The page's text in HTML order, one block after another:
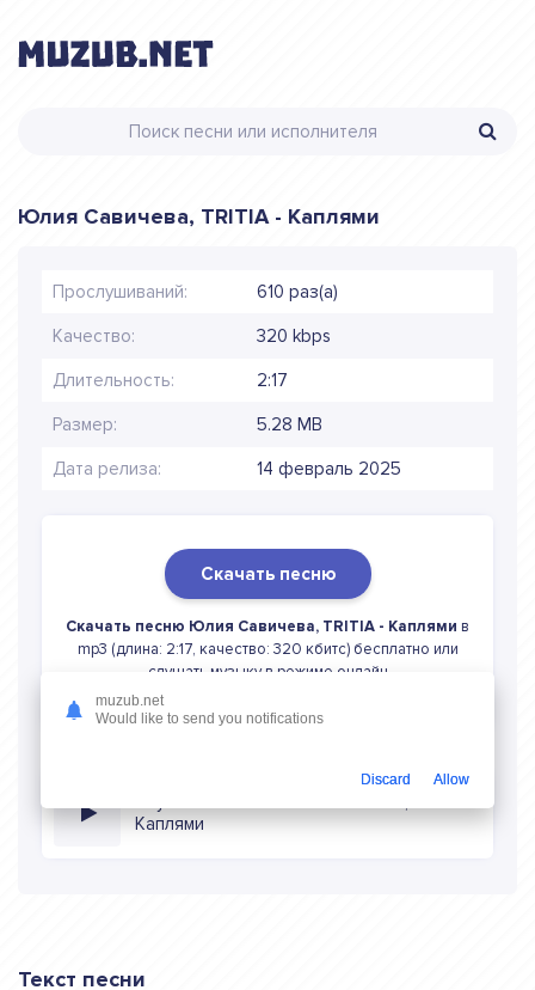
Юлия Савичева, TRITIA - Каплями
Прослушиваний: 610 раз(а)
Качество: 320 kbps
Длительность: 2:17
Размер: 5.28 MB
Дата релиза: 14 февраль 2025
Скачать песню
Скачать песню Юлия Савичева, TRITIA - Каплями в
mp3 (длина: 2:17, качество: 320 кбитс) бесплатно или
слушать музыку в режиме онлайн
Каплями
Текст песни
muzub.net
Would like to send you notifications
Discard Allow